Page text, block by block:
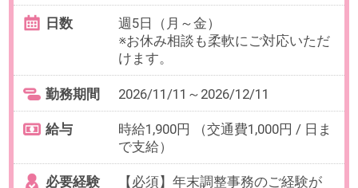
駅 徒歩6分
勤務時間
8:45～17:30の中で、実働5～6時間
でお選びいただけます。
【例】9:00～15:00、10:00～
16:00（各休憩60分）など
残業 ありません。
※日数・曜日はお選びいただけま
限定